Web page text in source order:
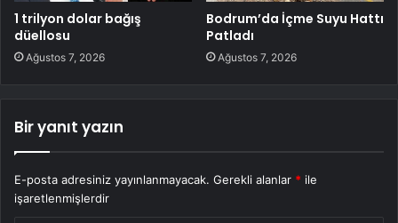
1 trilyon dolar bağış
düellosu
Ağustos 7, 2026
Bodrum’da İçme Suyu Hattı
Patladı
Ağustos 7, 2026
Bir yanıt yazın
E-posta adresiniz yayınlanmayacak. Gerekli alanlar * ile
işaretlenmişlerdir